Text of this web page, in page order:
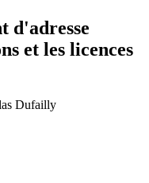
d'adresse
et les licences
Dufailly